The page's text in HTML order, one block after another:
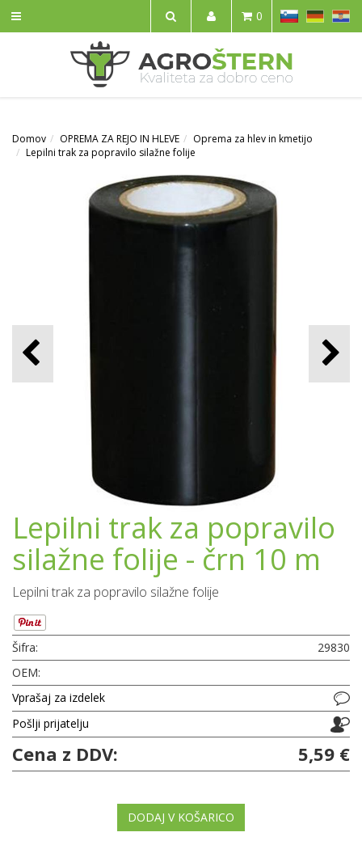
IŠČI
SL HR
0
Domov OPREMA ZA REJO IN HLEVE
Oprema za hlev in kmetijo
Lepilni trak za popravilo silažne folije
Lepilni trak za popravilo
silažne folije - črn 10 m
Lepilni trak za popravilo silažne folije
Šifra:
29830
OEM:
Vprašaj za izdelek
Pošlji prijatelju
Cena z DDV: 5,59 €
DODAJ V KOŠARICO